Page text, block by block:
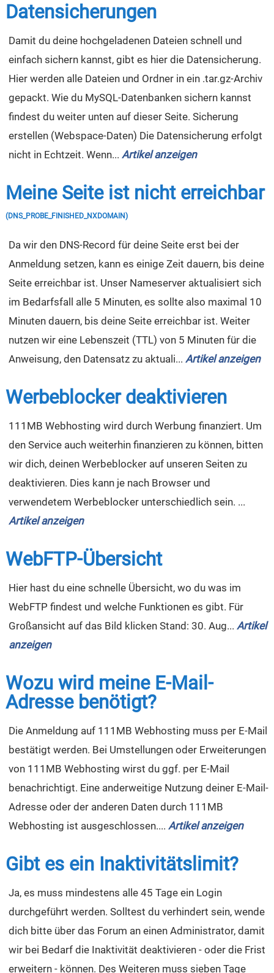
Datensicherungen
Damit du deine hochgeladenen Dateien schnell und
einfach sichern kannst, gibt es hier die Datensicherung.
Hier werden alle Dateien und Ordner in ein .tar.gz-Archiv
gepackt. Wie du MySQL-Datenbanken sichern kannst
findest du weiter unten auf dieser Seite. Sicherung
erstellen (Webspace-Daten) Die Datensicherung erfolgt
nicht in Echtzeit. Wenn... Artikel anzeigen
Meine Seite ist nicht erreichbar
(DNS_PROBE_FINISHED_NXDOMAIN)
Da wir den DNS-Record für deine Seite erst bei der
Anmeldung setzen, kann es einige Zeit dauern, bis deine
Seite erreichbar ist. Unser Nameserver aktualisiert sich
im Bedarfsfall alle 5 Minuten, es sollte also maximal 10
Minuten dauern, bis deine Seite erreichbar ist. Weiter
nutzen wir eine Lebenszeit (TTL) von 5 Minuten für die
Anweisung, den Datensatz zu aktuali... Artikel anzeigen
Werbeblocker deaktivieren
111MB Webhosting wird durch Werbung finanziert. Um
den Service auch weiterhin finanzieren zu können, bitten
wir dich, deinen Werbeblocker auf unseren Seiten zu
deaktivieren. Dies kann je nach Browser und
verwendetem Werbeblocker unterschiedlich sein. ...
Artikel anzeigen
WebFTP-Übersicht
Hier hast du eine schnelle Übersicht, wo du was im
WebFTP findest und welche Funktionen es gibt. Für
Großansicht auf das Bild klicken Stand: 30. Aug... Artikel
anzeigen
Wozu wird meine E-Mail-
Adresse benötigt?
Die Anmeldung auf 111MB Webhosting muss per E-Mail
bestätigt werden. Bei Umstellungen oder Erweiterungen
von 111MB Webhosting wirst du ggf. per E-Mail
benachrichtigt. Eine anderweitige Nutzung deiner E-Mail-
Adresse oder der anderen Daten durch 111MB
Webhosting ist ausgeschlossen.... Artikel anzeigen
Gibt es ein Inaktivitätslimit?
Ja, es muss mindestens alle 45 Tage ein Login
durchgeführt werden. Solltest du verhindert sein, wende
dich bitte über das Forum an einen Administrator, damit
wir bei Bedarf die Inaktivität deaktivieren - oder die Frist
erweitern - können. Des Weiteren muss sieben Tage